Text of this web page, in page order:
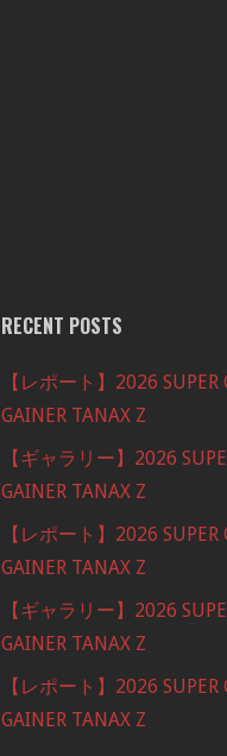
RECENT POSTS
【レポート】2026
GAINER TANAX Z
【ギャラリー】2026
GAINER TANAX Z
【レポート】2026
GAINER TANAX Z
【ギャラリー】2026
GAINER TANAX Z
【レポート】2026
GAINER TANAX Z